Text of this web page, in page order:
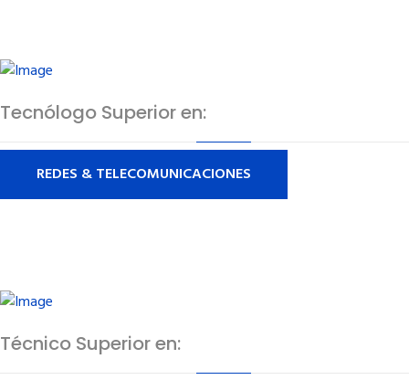
Tecnólogo Superior en:
REDES & TELECOMUNICACIONES
Técnico Superior en: